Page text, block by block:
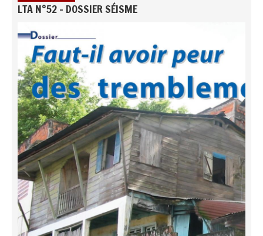
LTA N°52 - DOSSIER SÉISME